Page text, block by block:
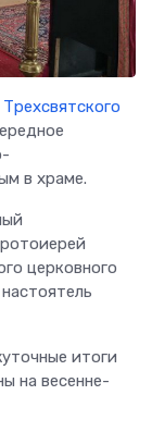
в храме.
церковного
итоги
на весенне-